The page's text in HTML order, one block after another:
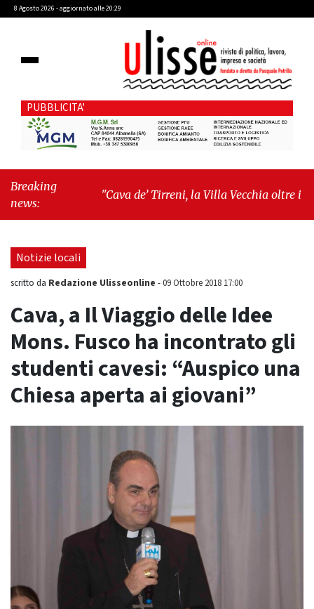
8 Agosto 2026 - aggiornato alle 20:29
PUBBLICITA'
Breaking
news:
"Cava de’ Tirreni, la Villa Vecchia oltre i vandali: il
consiliare: “Serve chiarezza!”"
Notizie locali
scritto da Redazione Ulisseonline -09 Ottobre 2018 17:00
Cava, a Il Viaggio delle Idee
Mons. Fusco ha incontrato gli
studenti cavesi: “Auspico una
Chiesa aperta ai giovani”